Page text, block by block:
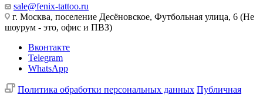
sale@fenix-tattoo.ru
г. Москва, поселение Десёновское, Футбольная улица, 6 (Не
шоурум - это, офис и ПВЗ)
Вконтакте
Telegram
WhatsApp
Политика обработки персональных данных Публичная